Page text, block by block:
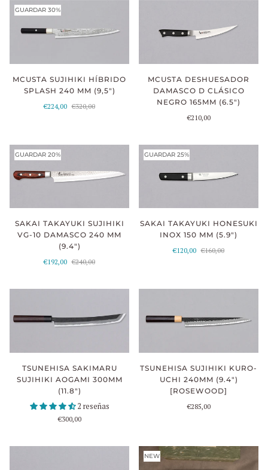
GUARDAR 30%
MCUSTA SUJIHIKI HÍBRIDO
SPLASH 240 MM (9,5")
€224,00 €320,00
MCUSTA DESHUESADOR
DAMASCO D CLÁSICO
NEGRO 165MM (6.5")
€210,00
GUARDAR 20%
SAKAI TAKAYUKI SUJIHIKI
VG-10 DAMASCO 240 MM
(9.4")
€192,00 €240,00
GUARDAR 25%
SAKAI TAKAYUKI HONESUKI
INOX 150 MM (5.9")
€120,00 €160,00
TSUNEHISA SAKIMARU
SUJIHIKI AOGAMI 300MM
(11.8")
2 reseñas
€300,00
TSUNEHISA SUJIHIKI KURO-
UCHI 240MM (9.4")
[ROSEWOOD]
€285,00
NEW